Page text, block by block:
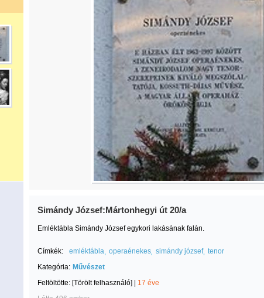
Simándy József:Mártonhegyi út 20/a
Emléktábla Simándy József egykori lakásának falán.
Címkék: emléktábla operaénekes simándy józsef tenor
Kategória: Művészet
Feltöltötte: [Törölt felhasználó]
17 éve